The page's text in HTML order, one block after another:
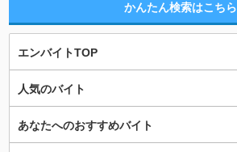
かんたん検索はこちら
エンバイトTOP
人気のバイト
あなたへのおすすめバイト